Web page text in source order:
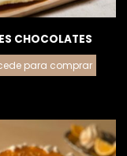
CHOCOLATES
para comprar